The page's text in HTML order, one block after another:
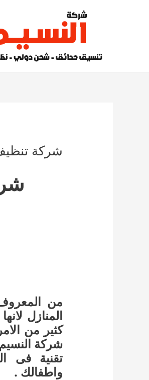
شركة تنظيف خزانات
من
المنازل
كثير من
شركة النسيم
تقنية فى
واطفالك .